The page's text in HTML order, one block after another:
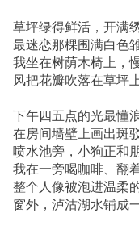
草坪绿得鲜活，开满
最迷恋那棵围满白色
我坐在树荫木椅上，
风把花瓣吹落在草坪
下午四五点的光最懂
在房间墙壁上画出斑
喷水池旁，小狗正和
我在一旁喝咖啡、翻
整个人像被泡进温柔
窗外，泸沽湖水铺成